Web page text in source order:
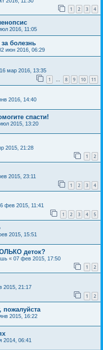
1 2 3 4
2016, 11:05
болезнь
июн 2016, 06:29
16 мар 2016, 13:35
1 … 8 9 10 11
2016, 14:40
спасти!
2015, 13:20
2015, 21:28
1 2
2015, 23:11
1 2 3 4
фев 2015, 11:41
1 2 3 4 5
2015, 15:51
деток?
« 07 фев 2015, 17:50
1 2
2015, 21:17
1 2
пожалуйста
2015, 16:22
2014, 06:41